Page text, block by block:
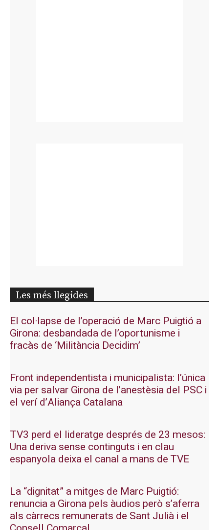
Les més llegides
El col·lapse de l’operació de Marc Puigtió a
Girona: desbandada de l’oportunisme i
fracàs de ‘Militància Decidim’
Front independentista i municipalista: l’única
via per salvar Girona de l’anestèsia del PSC i
el verí d’Aliança Catalana
TV3 perd el lideratge després de 23 mesos:
Una deriva sense continguts i en clau
espanyola deixa el canal a mans de TVE
La “dignitat” a mitges de Marc Puigtió:
renuncia a Girona pels àudios però s’aferra
als càrrecs remunerats de Sant Julià i el